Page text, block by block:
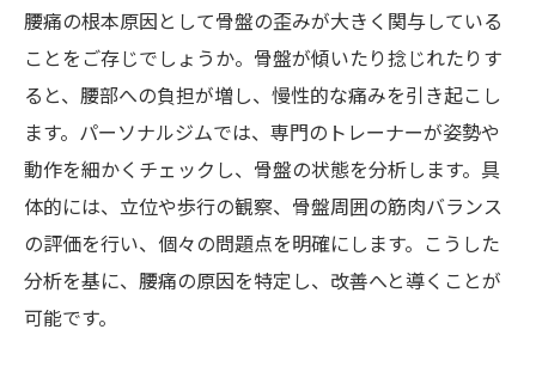
ト
パーソナルジムN-SPORTSの腰痛サポート
内容紹介
骨盤・お尻まわりのトレーニングで根本改
善
マンツーマン指導で腰痛の悩みをしっかり
解決
腰痛の根本原因として骨盤の歪みが大きく関与している
ことをご存じでしょうか。骨盤が傾いたり捻じれたりす
ると、腰部への負担が増し、慢性的な痛みを引き起こし
ます。パーソナルジムでは、専門のトレーナーが姿勢や
動作を細かくチェックし、骨盤の状態を分析します。具
体的には、立位や歩行の観察、骨盤周囲の筋肉バランス
の評価を行い、個々の問題点を明確にします。こうした
分析を基に、腰痛の原因を特定し、改善へと導くことが
可能です。